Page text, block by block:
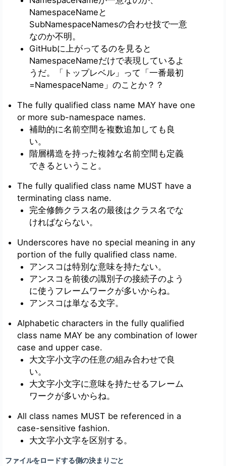
NamespaceNameと
SubNamespaceNamesの合わせ技で一意
なのか不明。
GitHubに上がってるのを見ると
NamespaceNameだけで表現しているよ
うだ。「トップレベル」って「一番最初
=NamespaceName」のことか？？
The fully qualified class name MAY have one
or more sub-namespace names.
補助的に名前空間を複数追加 しても良
い。
階層構造を持った複雑な名前空間も定義
できるということ。
The fully qualified class name MUST have a
terminating class name.
完全修飾クラス名の最後はクラス名でな
ければならない。
Underscores have no special meaning in any
portion of the fully qualified class name.
アンスコは特別な意味を持たない。
アンスコを前後の識別子の接続子のよう
に使うフレームワークが多いからね。
アンスコは単なる文字。
Alphabetic characters in the fully qualified
class name MAY be any combination of lower
case and upper case.
大文字小文字の任意の組み合わせで良
い。
大文字小文字に意味を持たせるフレーム
ワークが多いからね。
All class names MUST be referenced in a
case-sensitive fashion.
大文字小文字を区別する。
ファイルをロードする側の決まりごと